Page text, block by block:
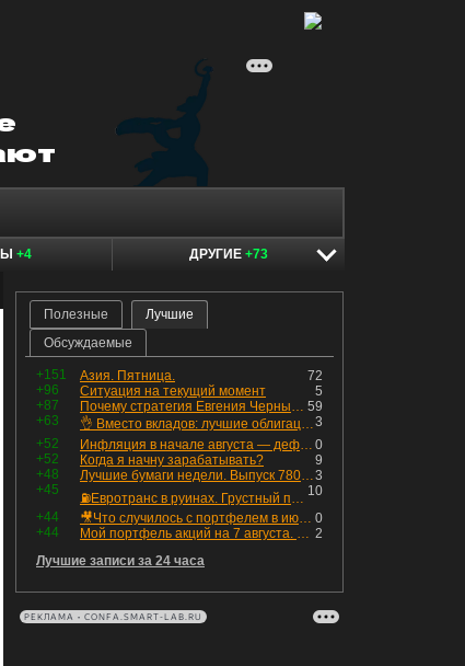
+4 ДРУГИЕ +73
Полезные
Лучшие
Обсуждаемые
+151 72
Азия. Пятница.
+96
5
Ситуация на текущий момент
+87
59
Почему стратегия Евгения Черных приведет вас к убыткам в 2026 году
+63
3
👌 Вместо вкладов: лучшие облигации — только супер надёжные
+52
0
Инфляция в начале августа — дефляция из-за топлива и плодоовощной корзины, но услуги продолжают дорожать, а рубль начал ослабевать.
+52
9
Когда я начну зарабатывать?
+48
3
Лучшие бумаги недели. Выпуск 780 – обновления для пятницы
+45
10
⛽️Евротранс в руинах. Грустный пост😶😞 Что изменилось в облигациях?
+44
0
🎥Что случилось с портфелем в июле - честный разбор / Инвестировать Просто
+44
2
Мой портфель акций на 7 августа. Покупки активов и реинвестирование дивидендов. Создание пассивного дохода
Лучшие записи за 24 часа
РЕКЛАМА • CONFA.SMART-LAB.RU